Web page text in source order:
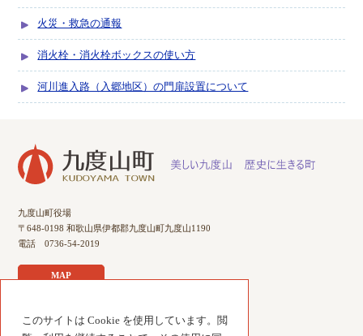
このサイトは Cookie を使用しています。閲
火災・救急の通報
消火栓・消火栓ボックスの使い方
河川進入路（入郷地区）の門扉設置について
九度山町役場
〒648-0198 和歌山県伊都郡九度山町九度山1190
電話 0736-54-2019
MAP
サイトのご利用について